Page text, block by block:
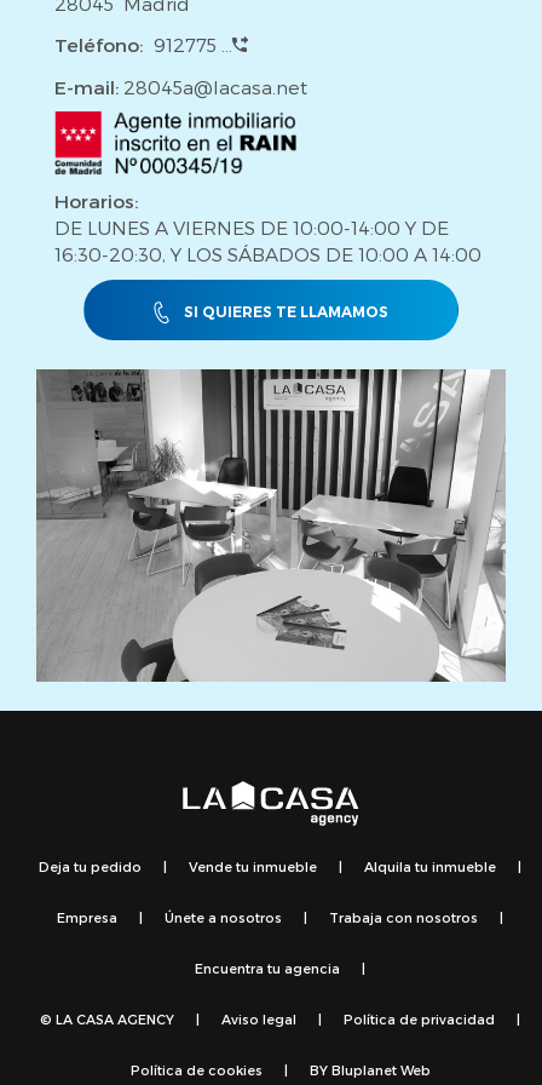
Teléfono: 912775 ...
E-mail: 28045a@lacasa.net
Horarios:
DE LUNES A VIERNES DE 10:00-14:00 Y DE
16:30-20:30, Y LOS SÁBADOS DE 10:00 A 14:00
SI QUIERES TE LLAMAMOS
Deja tu pedido | Vende tu inmueble | Alquila tu inmueble |
Empresa | Únete a nosotros | Trabaja con nosotros |
Encuentra tu agencia |
© LA CASA AGENCY | Aviso legal | Política de privacidad |
Política de cookies | BY Bluplanet Web